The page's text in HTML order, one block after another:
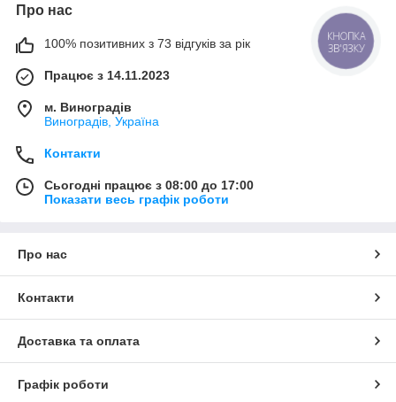
Про нас
100% позитивних з 73 відгуків за рік
Працює з 14.11.2023
м. Виноградів
Виноградів, Україна
Контакти
Сьогодні працює з 08:00 до 17:00
Показати весь графік роботи
Про нас
Контакти
Доставка та оплата
Графік роботи
КНОПКА
ЗВ'ЯЗКУ